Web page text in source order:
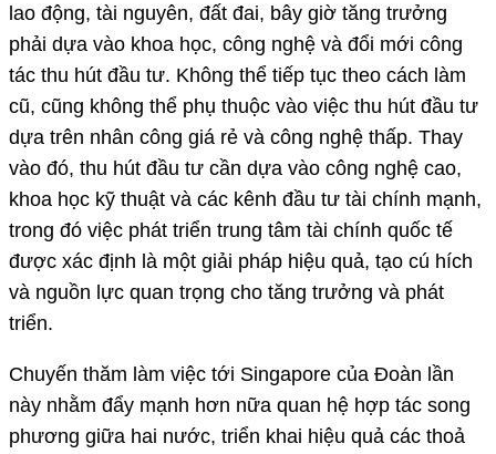
lao động, tài nguyên, đất đai, bây giờ tăng trưởng
phải dựa vào khoa học, công nghệ và đổi mới công
tác thu hút đầu tư. Không thể tiếp tục theo cách làm
cũ, cũng không thể phụ thuộc vào việc thu hút đầu tư
dựa trên nhân công giá rẻ và công nghệ thấp. Thay
vào đó, thu hút đầu tư cần dựa vào công nghệ cao,
khoa học kỹ thuật và các kênh đầu tư tài chính mạnh,
trong đó việc phát triển trung tâm tài chính quốc tế
được xác định là một giải pháp hiệu quả, tạo cú hích
và nguồn lực quan trọng cho tăng trưởng và phát
triển.
Chuyến thăm làm việc tới Singapore của Đoàn lần
này nhằm đẩy mạnh hơn nữa quan hệ hợp tác song
phương giữa hai nước, triển khai hiệu quả các thoả